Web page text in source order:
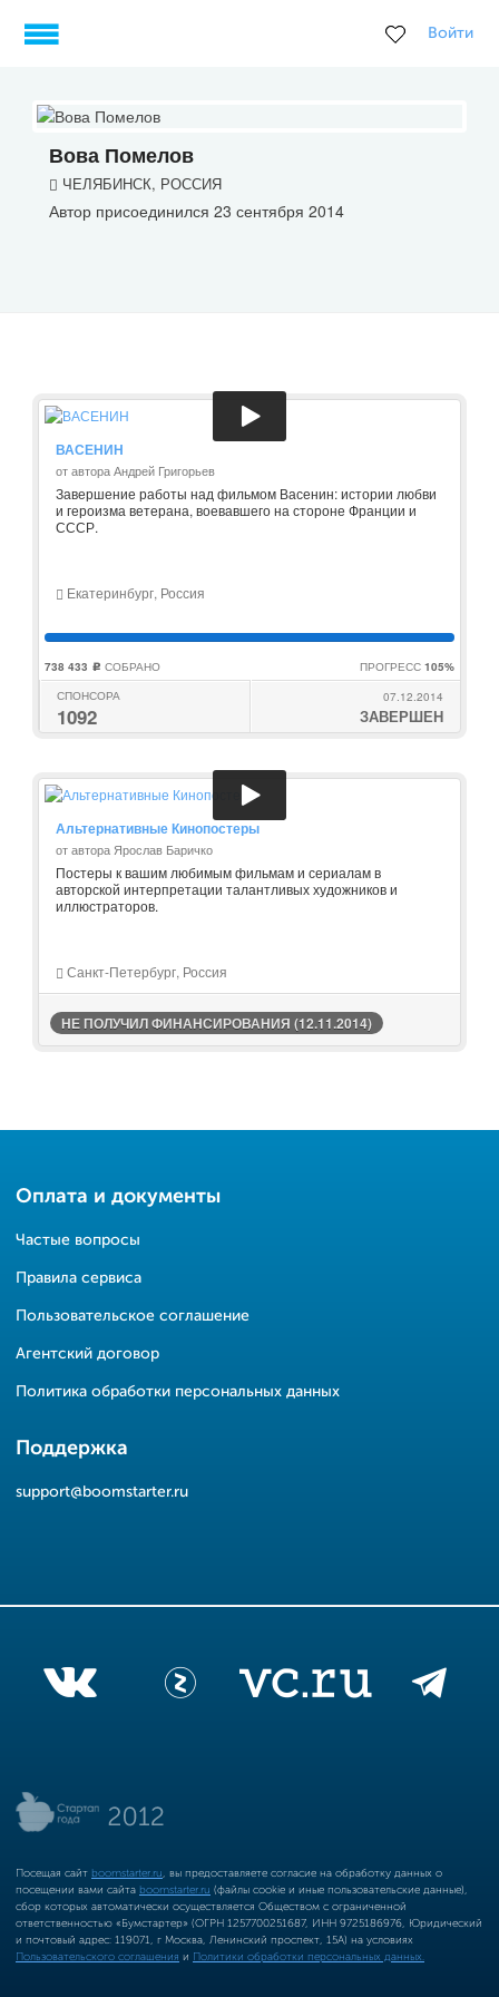
Войти
Вова Помелов
ЧЕЛЯБИНСК, РОССИЯ
Автор присоединился 23 сентября 2014
ВАСЕНИН
от автора Андрей Григорьев
Завершение работы над фильмом Васенин: истории любви
и героизма ветерана, воевавшего на стороне Франции и
СССР.
Екатеринбург, Россия
738 433 c СОБРАНО ПРОГРЕСС 105%
СПОНСОРА
1092
07.12.2014
ЗАВЕРШЕН
Альтернативные Кинопостеры
от автора Ярослав Баричко
Постеры к вашим любимым фильмам и сериалам в
авторской интерпретации талантливых художников и
иллюстраторов.
Санкт-Петербург, Россия
НЕ ПОЛУЧИЛ ФИНАНСИРОВАНИЯ (12.11.2014)
Оплата и документы
Частые вопросы
Правила сервиса
Пользовательское соглашение
Агентский договор
Политика обработки персональных данных
Поддержка
support@boomstarter.ru
Посещая сайт boomstarter.ru , вы предоставляете согласие на обработку данных о
посещении вами сайта boomstarter.ru (файлы cookie и иные пользовательские данные),
сбор которых автоматически осуществляется Обществом с ограниченной
ответственностью «Бумстартер» (ОГРН 1257700251687, ИНН 9725186976, Юридический
и почтовый адрес: 119071, г Москва, Ленинский проспект, 15А) на условиях
Пользовательского соглашения и Политики обработки персональных данных.